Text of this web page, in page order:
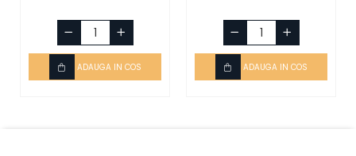
ADAUGA IN COS ADAUGA IN COS